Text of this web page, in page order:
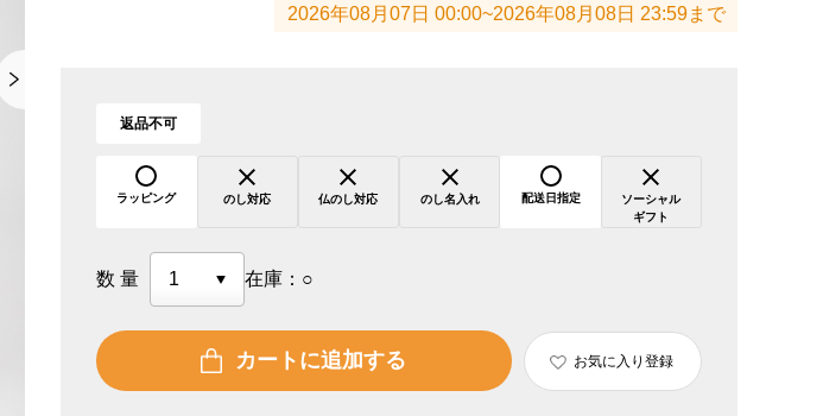
2026年08月07日 00:00~2026年08月08日 23:59まで
返品不可
ラッピング のし対応 仏のし対応 のし名入れ 配送日指定
ソーシャル
ギフト
数量 在庫： ○
カートに追加する お気に入り登録